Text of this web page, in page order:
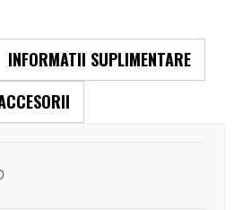
INFORMATII SUPLIMENTARE